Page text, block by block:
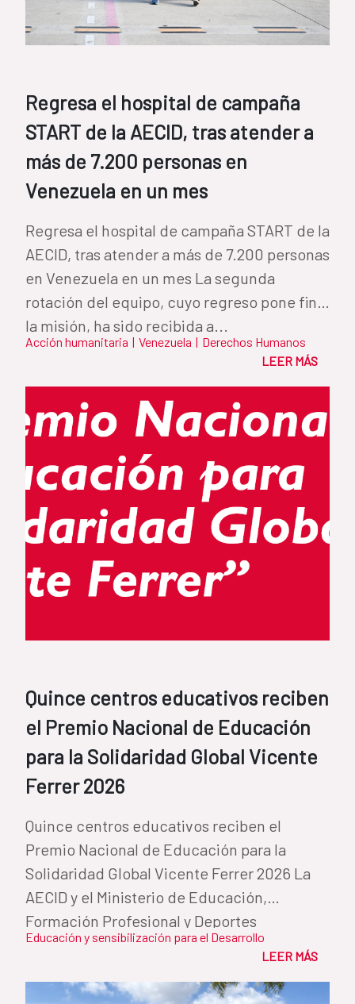
Regresa el hospital de campaña
START de la AECID, tras atender a
más de 7.200 personas en
Venezuela en un mes
Regresa el hospital de campaña START de la
AECID, tras atender a más de 7.200 personas
en Venezuela en un mes La segunda
rotación del equipo, cuyo regreso pone fin a
la misión, ha sido recibida a...
Acción humanitaria | Venezuela | Derechos Humanos
LEER MÁS
Quince centros educativos reciben
el Premio Nacional de Educación
para la Solidaridad Global Vicente
Ferrer 2026
Quince centros educativos reciben el
Premio Nacional de Educación para la
Solidaridad Global Vicente Ferrer 2026 La
AECID y el Ministerio de Educación,
Formación Profesional y Deportes
reconocen...
Educación y sensibilización para el Desarrollo
LEER MÁS